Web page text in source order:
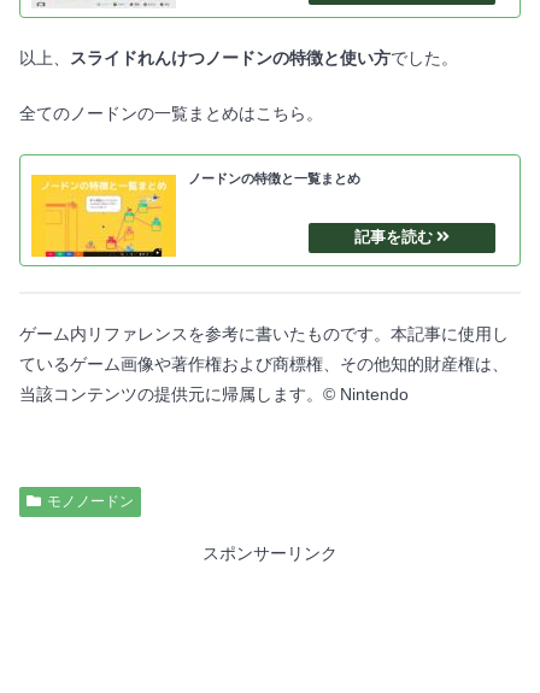
以上、 スライドれんけつノードンの特徴と使い方でした。
全てのノードンの一覧まとめはこちら。
ノードンの特徴と一覧まとめ
ゲーム内リファレンスを参考に書いたものです。本記事に使用し
ているゲーム画像や著作権および商標権、その他知的財産権は、
当該コンテンツの提供元に帰属します。© Nintendo
モノノードン
スポンサーリンク